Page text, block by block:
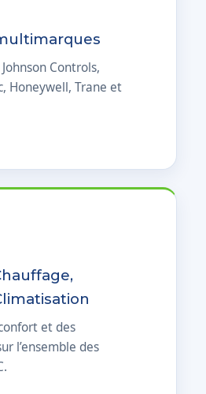
Controls,
Honeywell, Trane et
et des
l’ensemble des